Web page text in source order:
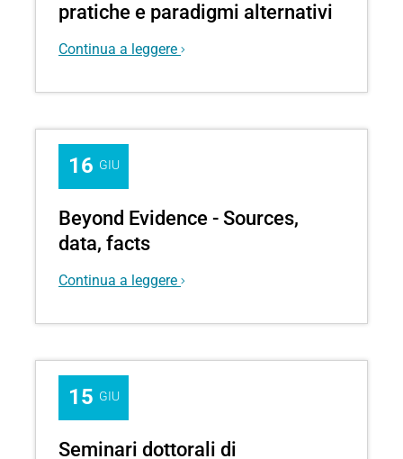
pratiche e paradigmi alternativi
Continua a leggere
16 GIU
Beyond Evidence - Sources,
data, facts
Seminario
organizzato
nell'ambito
della
Week
Continua a leggere
15 GIU
Seminari dottorali di
I